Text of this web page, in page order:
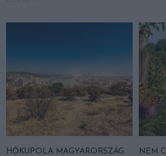
HŐKUPOLA MAGYARORSZÁG
NEM